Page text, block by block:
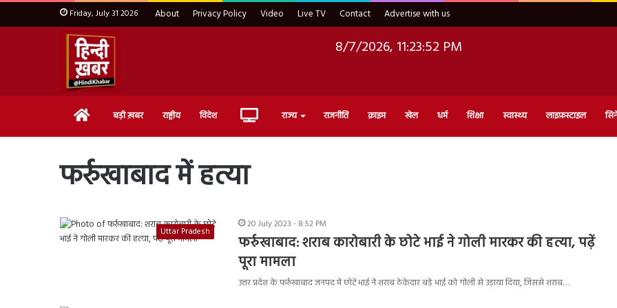
Friday, July 31 2026 About Privacy Policy Video Live TV Contact Advertise with us
8/7/2026, 11:23:53 PM
Home बड़ी ख़बर राष्ट्रीय विदेश Live राज्य राजनीति क्राइम खेल धर्म शिक्षा स्वास्थ्य लाइफ़स्टाइल
फर्रुखाबाद में हत्या
Uttar Pradesh
20 July 2023 - 8:52 PM
फर्रुखाबाद: शराब कारोबारी के छोटे भाई ने गोली मारकर की हत्या, पढ़ें
पूरा मामला
उत्तर प्रदेश के फर्रुखाबाद जनपद में छोटे भाई नें शराब ठेकेदार बड़े भाई को गोली से उड़ाया दिया, जिससे शराब…